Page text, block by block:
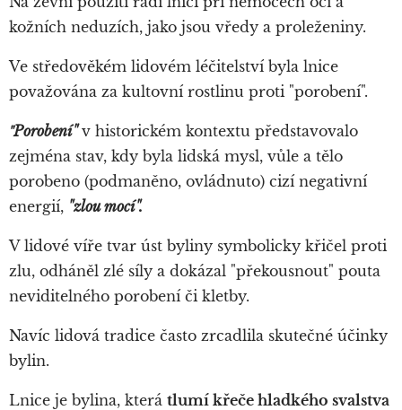
kožních neduzích, jako jsou vředy a proleženiny.
Ve středověkém lidovém léčitelství byla lnice
považována za kultovní rostlinu proti "porobení".
"Porobení"v historickém kontextu představovalo
zejména stav, kdy byla lidská mysl, vůle a tělo
porobeno (podmaněno, ovládnuto) cizí negativní
energií, "zlou mocí".
V lidové víře tvar úst byliny symbolicky křičel proti
zlu, odháněl zlé síly a dokázal "překousnout" pouta
neviditelného porobení či kletby.
Navíc lidová tradice často zrcadlila skutečné účinky
bylin.
Lnice je bylina, která tlumí křeče hladkého svalstva